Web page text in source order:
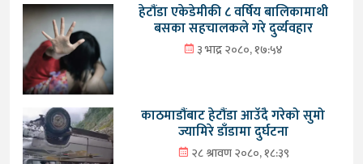
हेटौंडा एकेडेमीकी ८ वर्षिय बालिकामाथी
बसका सहचालकले गरे दुर्व्यवहार
३ भाद्र २०८०, १७:५४
काठमाडौंबाट हेटौंडा आउँदै गरेको सुमो
ज्यामिरे डाँडामा दुर्घटना
२८ श्रावण २०८०, १८:३९